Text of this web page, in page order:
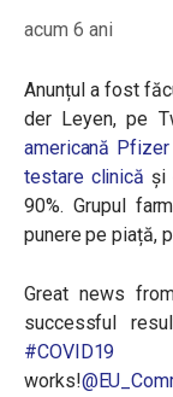
acum 6 ani
Anunțul a fost
der Leyen, pe
americană
testare clinică și
90%. Grupul
punere pe piață,
Great news
successful
#COVID19
works!